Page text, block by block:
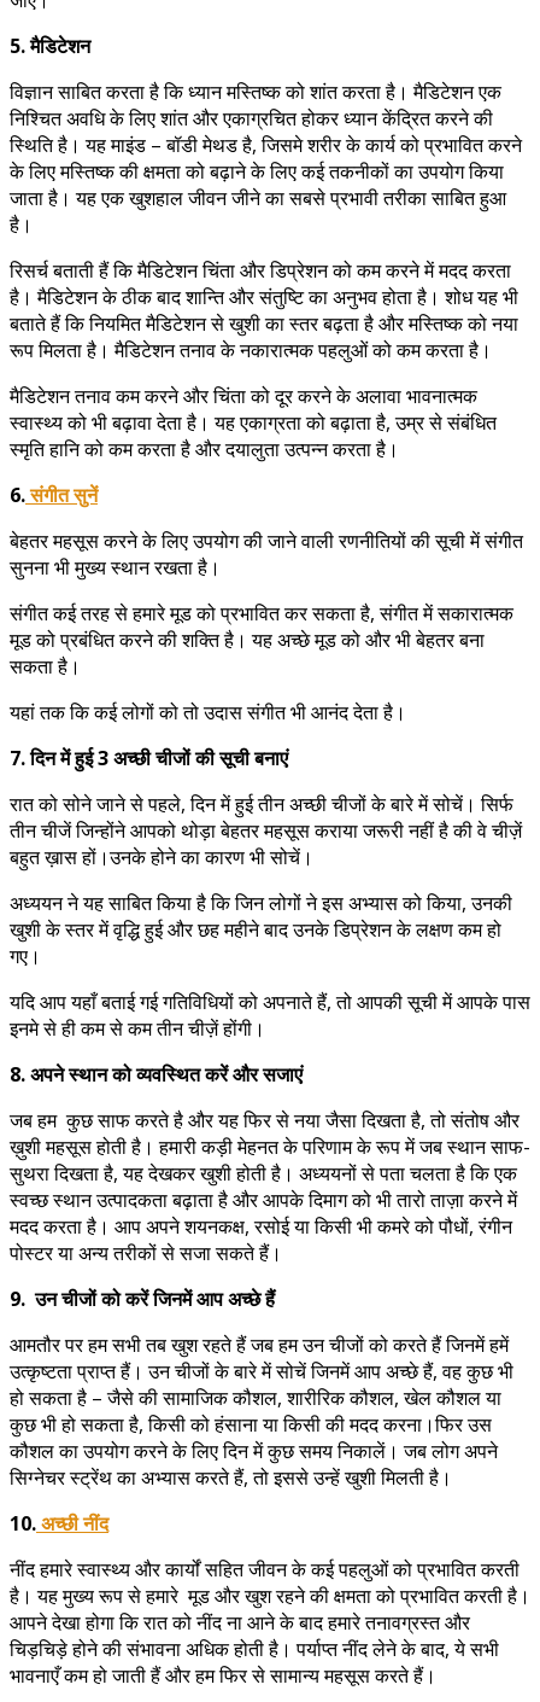
5. मैडिटेशन
विज्ञान साबित करता है कि ध्यान मस्तिष्क को शांत करता है। मैडिटेशन एक
निश्चित अवधि के लिए शांत और एकाग्रचित होकर ध्यान केंद्रित करने की
स्थिति है। यह माइंड – बॉडी मेथड है, जिसमे शरीर के कार्य को प्रभावित करने
के लिए मस्तिष्क की क्षमता को बढ़ाने के लिए कई तकनीकों का उपयोग किया
जाता है। यह एक खुशहाल जीवन जीने का सबसे प्रभावी तरीका साबित हुआ
है।
रिसर्च बताती हैं कि मैडिटेशन चिंता और डिप्रेशन को कम करने में मदद करता
है। मैडिटेशन के ठीक बाद शान्ति और संतुष्टि का अनुभव होता है। शोध यह भी
बताते हैं कि नियमित मैडिटेशन से खुशी का स्तर बढ़ता है और मस्तिष्क को नया
रूप मिलता है। मैडिटेशन तनाव के नकारात्मक पहलुओं को कम करता है।
मैडिटेशन तनाव कम करने और चिंता को दूर करने के अलावा भावनात्मक
स्वास्थ्य को भी बढ़ावा देता है। यह एकाग्रता को बढ़ाता है, उम्र से संबंधित
स्मृति हानि को कम करता है और दयालुता उत्पन्न करता है।
6.संगीत सुनें
बेहतर महसूस करने के लिए उपयोग की जाने वाली रणनीतियों की सूची में संगीत
सुनना भी मुख्य स्थान रखता है।
संगीत कई तरह से हमारे मूड को प्रभावित कर सकता है, संगीत में सकारात्मक
मूड को प्रबंधित करने की शक्ति है। यह अच्छे मूड को और भी बेहतर बना
सकता है।
यहां तक ​​कि कई लोगों को तो उदास संगीत भी आनंद देता है।
7. दिन में हुई 3 अच्छी चीजों की सूची बनाएं
रात को सोने जाने से पहले, दिन में हुई तीन अच्छी चीजों के बारे में सोचें। सिर्फ
तीन चीजें जिन्होंने आपको थोड़ा बेहतर महसूस कराया जरूरी नहीं है की वे चीज़ें
बहुत ख़ास हों।उनके होने का कारण भी सोचें।
अध्ययन ने यह साबित किया है कि जिन लोगों ने इस अभ्यास को किया, उनकी
खुशी के स्तर में वृद्धि हुई और छह महीने बाद उनके डिप्रेशन के लक्षण कम हो
गए।
यदि आप यहाँ बताई गई गतिविधियों को अपनाते हैं, तो आपकी सूची में आपके पास
इनमे से ही कम से कम तीन चीज़ें होंगी।
8. अपने स्थान को व्यवस्थित करें और सजाएं
जब हम कुछ साफ करते है और यह फिर से नया जैसा दिखता है, तो संतोष और
ख़ुशी महसूस होती है। हमारी कड़ी मेहनत के परिणाम के रूप में जब स्थान साफ-
सुथरा दिखता है, यह देखकर खुशी होती है। अध्ययनों से पता चलता है कि एक
स्वच्छ स्थान उत्पादकता बढ़ाता है और आपके दिमाग को भी तारो ताज़ा करने में
मदद करता है। आप अपने शयनकक्ष, रसोई या किसी भी कमरे को पौधों, रंगीन
पोस्टर या अन्य तरीकों से सजा सकते हैं।
9. उन चीजों को करें जिनमें आप अच्छे हैं
आमतौर पर हम सभी तब खुश रहते हैं जब हम उन चीजों को करते हैं जिनमें हमें
उत्कृष्टता प्राप्त हैं। उन चीजों के बारे में सोचें जिनमें आप अच्छे हैं, वह कुछ भी
हो सकता है – जैसे की सामाजिक कौशल, शारीरिक कौशल, खेल कौशल या
कुछ भी हो सकता है, किसी को हंसाना या किसी की मदद करना।फिर उस
कौशल का उपयोग करने के लिए दिन में कुछ समय निकालें। जब लोग अपने
सिग्नेचर स्ट्रेंथ का अभ्यास करते हैं, तो इससे उन्हें खुशी मिलती है।
10.अच्छी नींद
नींद हमारे स्वास्थ्य और कार्यों सहित जीवन के कई पहलुओं को प्रभावित करती
है। यह मुख्य रूप से हमारे मूड और खुश रहने की क्षमता को प्रभावित करती है।
आपने देखा होगा कि रात को नींद ना आने के बाद हमारे तनावग्रस्त और
चिड़चिड़े होने की संभावना अधिक होती है। पर्याप्त नींद लेने के बाद, ये सभी
भावनाएँ कम हो जाती हैं और हम फिर से सामान्य महसूस करते हैं।